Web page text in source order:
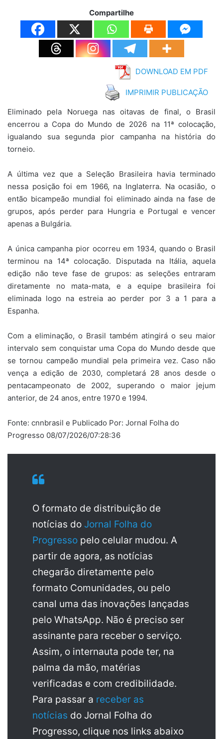
Compartilhe
DOWNLOAD EM PDF
IMPRIMIR PUBLICAÇÃO
Eliminado pela Noruega nas oitavas de final, o Brasil
encerrou a Copa do Mundo de 2026 na 11ª colocação,
igualando sua segunda pior campanha na história do
torneio.
A última vez que a Seleção Brasileira havia terminado
nessa posição foi em 1966, na Inglaterra. Na ocasião, o
então bicampeão mundial foi eliminado ainda na fase de
grupos, após perder para Hungria e Portugal e vencer
apenas a Bulgária.
A única campanha pior ocorreu em 1934, quando o Brasil
terminou na 14ª colocação. Disputada na Itália, aquela
edição não teve fase de grupos: as seleções entraram
diretamente no mata-mata, e a equipe brasileira foi
eliminada logo na estreia ao perder por 3 a 1 para a
Espanha.
Com a eliminação, o Brasil também atingirá o seu maior
intervalo sem conquistar uma Copa do Mundo desde que
se tornou campeão mundial pela primeira vez. Caso não
vença a edição de 2030, completará 28 anos desde o
pentacampeonato de 2002, superando o maior jejum
anterior, de 24 anos, entre 1970 e 1994.
Fonte: cnnbrasil e Publicado Por: Jornal Folha do
Progresso 08/07/2026/07:28:36
O formato de distribuição de
notícias do Jornal Folha do
Progresso pelo celular mudou. A
partir de agora, as notícias
chegarão diretamente pelo
formato Comunidades, ou pelo
canal uma das inovações lançadas
pelo WhatsApp. Não é preciso ser
assinante para receber o serviço.
Assim, o internauta pode ter, na
palma da mão, matérias
verificadas e com credibilidade.
Para passar a receber as
notícias do Jornal Folha do
Progresso, clique nos links abaixo